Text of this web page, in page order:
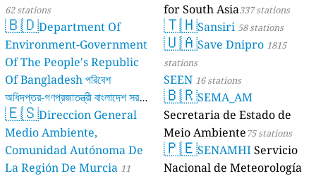
62 stations
🇧🇩Department Of
Environment-Government
Of The People's Republic
Of Bangladesh পরিবেশ
অধিদপ্তর-গণপ্রজাতন্ত্রী বাংলাদেশ সরকার
17 stations
🇪🇸Direccion General
Medio Ambiente,
Comunidad Autónoma De
La Región De Murcia 11
for South Asia337 stations
🇹🇭Sansiri 58 stations
🇺🇦Save Dnipro 1815
stations
SEEN 16 stations
🇧🇷SEMA_AM
Secretaria de Estado de
Meio Ambiente75 stations
🇵🇪SENAMHIServicio
Nacional de Meteorología